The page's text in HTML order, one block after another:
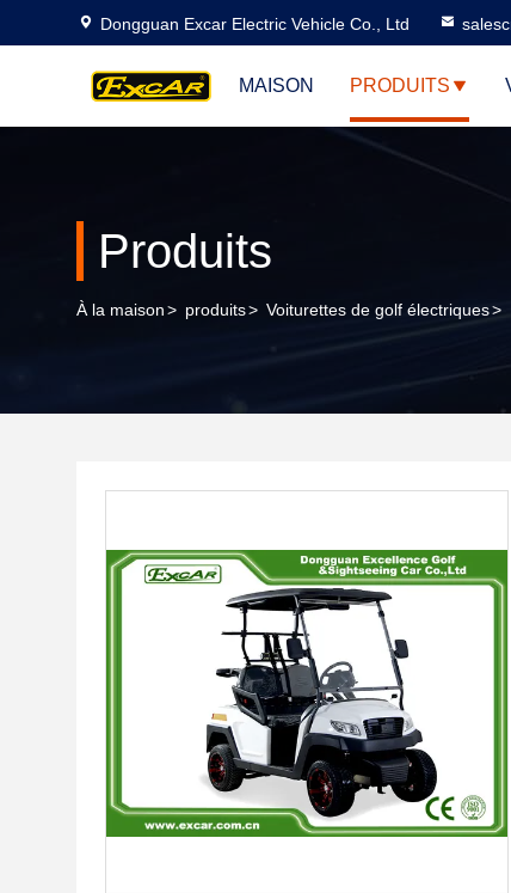
Dongguan Excar Electric Vehicle Co., Ltd
MAISON PRODUITS
Produits
À la maison> produits> Voiturettes de golf électriques>